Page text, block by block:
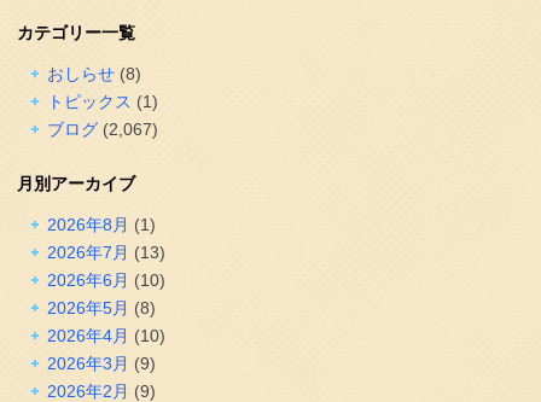
カテゴリー一覧
おしらせ(8)
トピックス (1)
ブログ(2,067)
月別アーカイブ
2026年8月 (1)
2026年7月 (13)
2026年6月 (10)
2026年5月 (8)
2026年4月 (10)
2026年3月 (9)
2026年2月 (9)